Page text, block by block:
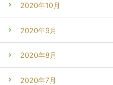
2020年10月
2020年9月
2020年8月
2020年7月